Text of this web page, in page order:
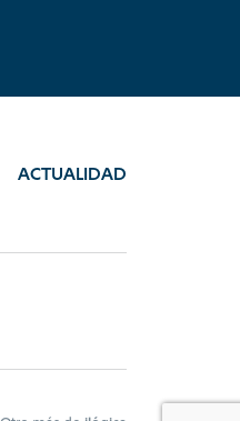
ACTUALIDAD